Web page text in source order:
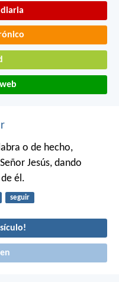
o de hecho,
Jesús, dando
él.
seguir